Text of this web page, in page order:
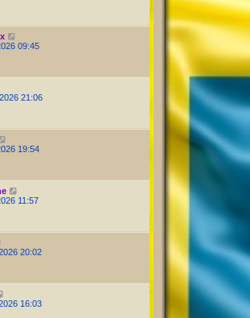
09:45
21:06
19:54
11:57
20:02
16:03